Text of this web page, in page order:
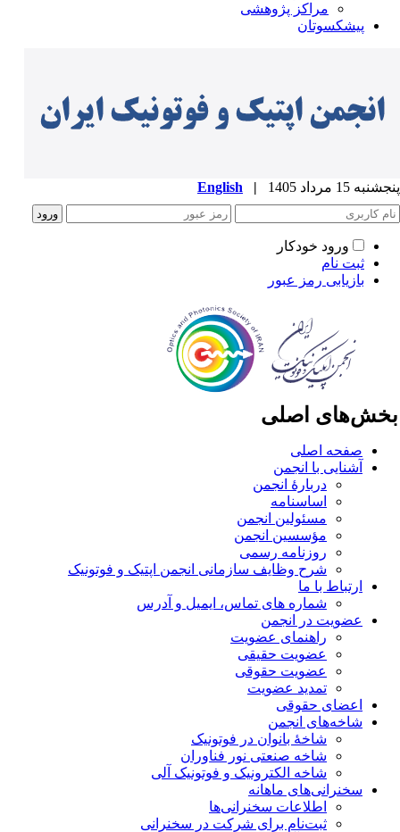
مراکز پژوهشی
پیشکسوتان
15 مرداد 1405 |
English
ورود خودکار
ثبت نام
بازیابی رمز عبور
اصلی
صفحه اصلی
آشنایی با انجمن
دربارۀ انجمن
اساسنامه
مسئولین انجمن
مؤسسین انجمن
روزنامه رسمی
شرح وظایف سازمانی انجمن اپتیک و فوتونیک
ارتباط با ما
شماره های تماس، ایمیل و آدرس
عضویت در انجمن
راهنمای عضویت
عضویت حقیقی
عضویت حقوقی
تمدید عضویت
اعضای حقوقی
شاخه‌های انجمن
شاخۀ بانوان در فوتونیک
شاخه صنعتی نور فناوران
شاخه‌ الکترونیک و فوتونیک آلی
سخنرانی‌های ماهانه
اطلاعات سخنرانی‌‌ها
ثبت‌نام برای شرکت در سخنرانی